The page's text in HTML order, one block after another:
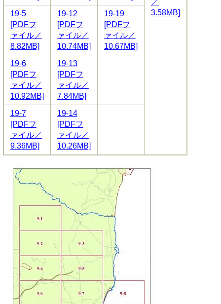
／
3.58MB]
19-5
[PDFフ
ァイル／
8.82MB]
19-12
[PDFフ
ァイル／
10.74MB]
19-19
[PDFフ
ァイル／
10.67MB]
19-6
[PDFフ
ァイル／
10.92MB]
19-13
[PDFフ
ァイル／
7.84MB]
19-7
[PDFフ
ァイル／
9.36MB]
19-14
[PDFフ
ァイル／
10.26MB]